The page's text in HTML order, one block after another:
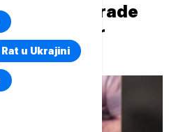
Rat u Ukrajini
nagrade
"Oliver